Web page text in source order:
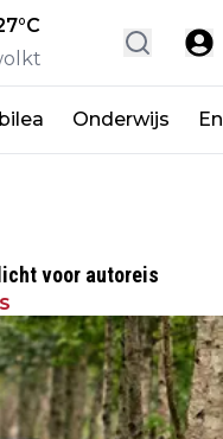
°C
Onderwijs
voor autoreis